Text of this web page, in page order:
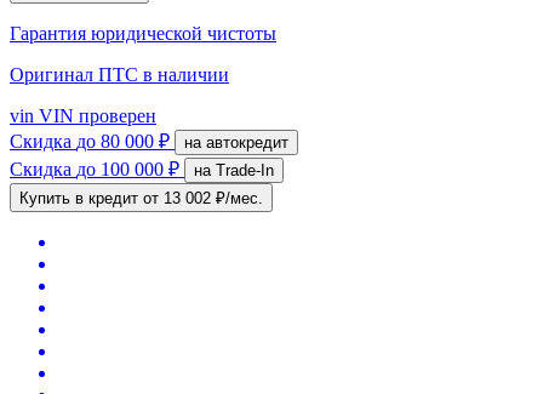
Гарантия юридической чистоты
Оригинал ПТС в наличии
vin VIN проверен
Скидка до 80 000 ₽ на автокредит
Скидка до 100 000 ₽
на Trade-In
Купить в кредит от 13 002 ₽/мес.